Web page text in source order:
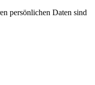
persönlichen Daten sind